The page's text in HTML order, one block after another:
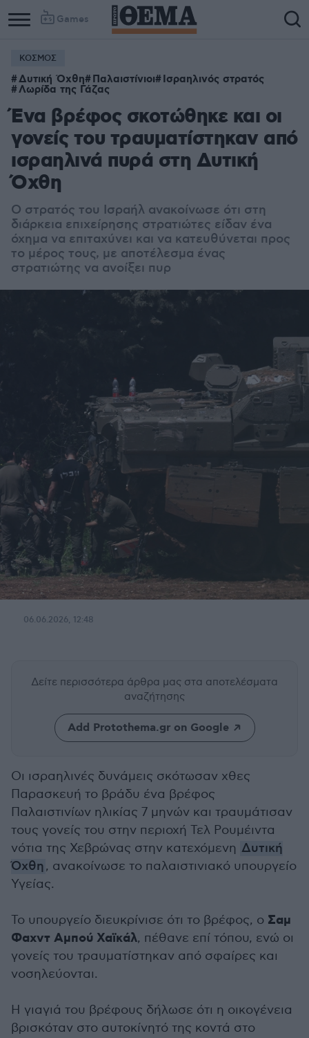
Games
ΚΟΣΜΟΣ
Δυτική Όχθη Παλαιστίνιοι Ισραηλινός στρατός
Λωρίδα της Γάζας
Ένα βρέφος σκοτώθηκε και οι
γονείς του τραυματίστηκαν από
ισραηλινά πυρά στη Δυτική
Όχθη
Ο στρατός του Ισραήλ ανακοίνωσε ότι στη
διάρκεια επιχείρησης στρατιώτες είδαν ένα
όχημα να επιταχύνει και να κατευθύνεται προς
το μέρος τους, με αποτέλεσμα ένας
στρατιώτης να ανοίξει πυρ
06.06.2026, 12:48
Δείτε περισσότερα άρθρα μας στα αποτελέσματα
αναζήτησης
Add Protothema.gr on Google
Οι ισραηλινές δυνάμεις σκότωσαν χθες
Παρασκευή το βράδυ ένα βρέφος
Παλαιστινίων ηλικίας 7 μηνών και τραυμάτισαν
τους γονείς του στην περιοχή Τελ Ρουμέιντα
νότια της Χεβρώνας στην κατεχόμενη Δυτική
Όχθη, ανακοίνωσε το παλαιστινιακό υπουργείο
Υγείας.
Το υπουργείο διευκρίνισε ότι το βρέφος, ο Σαμ
Φαχντ Αμπού Χαϊκάλ, πέθανε επί τόπου, ενώ οι
γονείς του τραυματίστηκαν από σφαίρες και
νοσηλεύονται.
Η γιαγιά του βρέφους δήλωσε ότι η οικογένεια
βρισκόταν στο αυτοκίνητό της κοντά στο